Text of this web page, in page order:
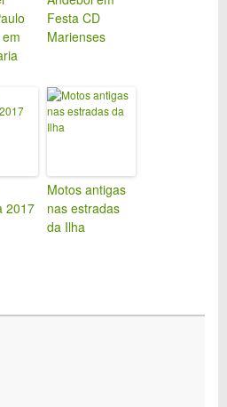
Festa CD
Marienses
2017
Motos antigas
nas estradas
da Ilha